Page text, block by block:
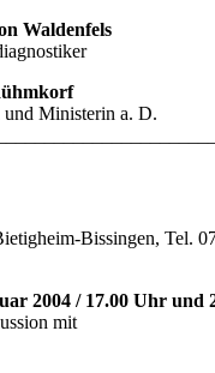
Waldenfels
Ministerin a. D.
Bissingen, Tel.
2004 / 17.00 Uhr und
mit